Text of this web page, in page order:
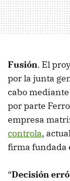
Fusión. El
por la junta
cabo
por parte
empresa
controla,
firma fundada
“Decisión